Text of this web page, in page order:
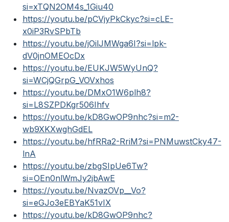
si=xTQN2OM4s_1Giu40
https://youtu.be/pCVjyPkCkyc?si=cLE-
x0iP3RvSPbTb
https://youtu.be/jOilJMWga6I?si=lpk-
dV0jnOMEOcDx
https://youtu.be/EUKJW5WyUnQ?
si=WCjQGrpG_VOVxhos
https://youtu.be/DMxO1W6plh8?
si=L8SZPDKgr506Ihfv
https://youtu.be/kD8GwOP9nhc?si=m2-
wb9XKXwghGdEL
https://youtu.be/hfRRa2-RriM?si=PNMuwstCky47-
lnA
https://youtu.be/zbgSIpUe6Tw?
si=OEn0nlWmJy2jbAwE
https://youtu.be/NvazOVp__Vo?
si=eGJo3eEBYaK51vIX
https://youtu.be/kD8GwOP9nhc?